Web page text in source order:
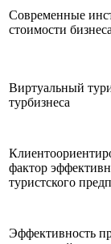
Современные
стоимости бизнеса
Виртуальный
турбизнеса
фактор
туристского
Эффективность